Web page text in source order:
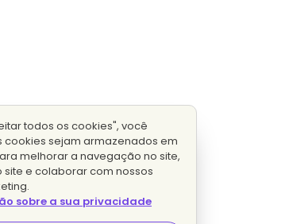
todos os cookies", você
cookies sejam armazenados em
melhorar a navegação no site,
site e colaborar com nossos
sobre a sua privacidade